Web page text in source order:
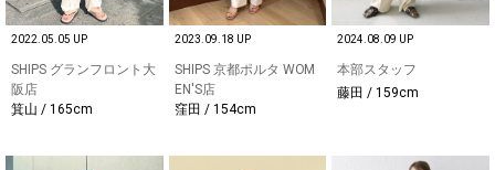
2022.05.05 UP
SHIPS グランフロント大
阪店
箕山 / 165cm
2023.09.18 UP
SHIPS 京都ポルタ WOM
EN'S店
窪田 / 154cm
2024.08.09 UP
本部スタッフ
藤田 / 159cm